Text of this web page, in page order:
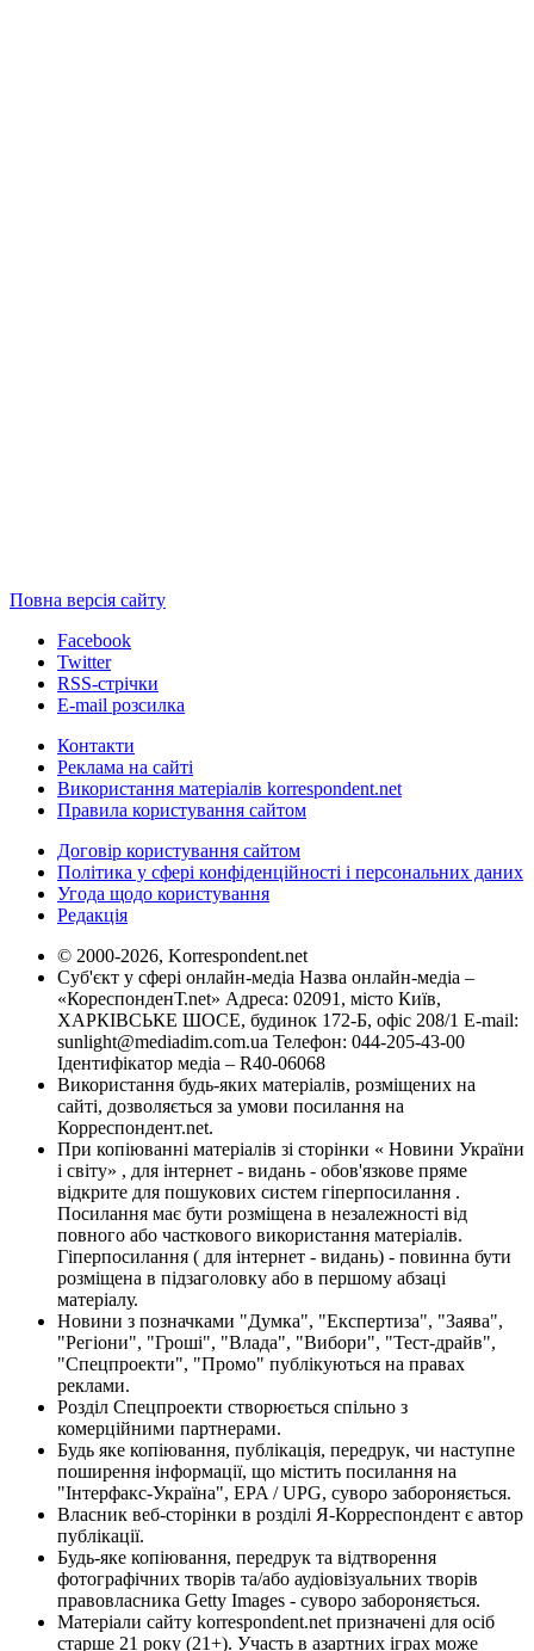
Повна версія сайту
Facebook
Twitter
RSS-стрічки
E-mail розсилка
Контакти
Реклама на сайті
Використання матеріалів korrespondent.net
Правила користування сайтом
Договір користування сайтом
Політика у сфері конфіденційності і персональних даних
Угода щодо користування
Редакція
© 2000-2026, Korrespondent.net
Суб'єкт у сфері онлайн-медіа Назва онлайн-медіа –
«КореспонденТ.net» Адреса: 02091, місто Київ,
ХАРКІВСЬКЕ ШОСЕ, будинок 172-Б, офіс 208/1 E-mail:
sunlight@mediadim.com.ua Телефон: 044-205-43-00
Ідентифікатор медіа – R40-06068
Використання будь-яких матеріалів, розміщених на
сайті, дозволяється за умови посилання на
Корреспондент.net.
При копіюванні матеріалів зі сторінки « Новини України
і світу» , для інтернет - видань - обов'язкове пряме
відкрите для пошукових систем гіперпосилання .
Посилання має бути розміщена в незалежності від
повного або часткового використання матеріалів.
Гіперпосилання ( для інтернет - видань) - повинна бути
розміщена в підзаголовку або в першому абзаці
матеріалу.
Новини з позначками "Думка", "Експертиза", "Заява",
"Регіони", "Гроші", "Влада", "Вибори", "Тест-драйв",
"Спецпроекти", "Промо" публікуються на правах
реклами.
Розділ Спецпроекти створюється спільно з
комерційними партнерами.
Будь яке копіювання, публікація, передрук, чи наступне
поширення інформації, що містить посилання на
"Інтерфакс-Україна", EPA / UPG, суворо забороняється.
Власник веб-сторінки в розділі Я-Корреспондент є автор
публікації.
Будь-яке копіювання, передрук та відтворення
фотографічних творів та/або аудіовізуальних творів
правовласника Getty Images - суворо забороняється.
Матеріали сайту korrespondent.net призначені для осіб
старше 21 року (21+). Участь в азартних іграх може